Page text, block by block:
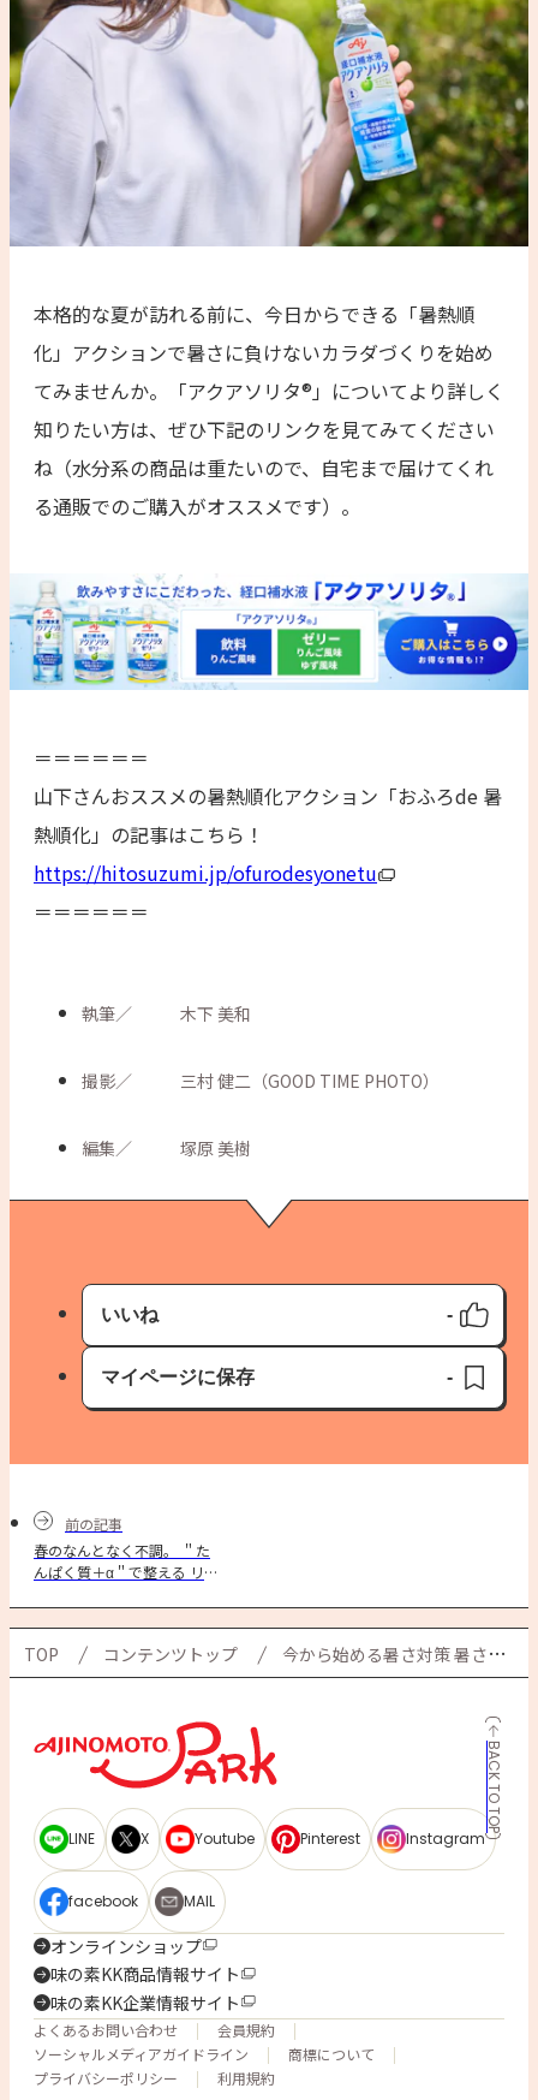
本格的な夏が訪れる前に、今日からできる「暑熱順
化」アクションで暑さに負けないカラダづくりを始め
てみませんか。「アクアソリタ®︎」についてより詳しく
知りたい方は、ぜひ下記のリンクを見てみてください
ね（水分系の商品は重たいので、自宅まで届けてくれ
る通販でのご購入がオススメです）。
＝＝＝＝＝＝
山下さんおススメの暑熱順化アクション「おふろde 暑
熱順化」の記事はこちら！
https://hitosuzumi.jp/ofurodesyonetu
＝＝＝＝＝＝
執筆／ 木下 美和
撮影／ 三村 健二（GOOD TIME PHOTO）
編集／ 塚原 美樹
いいね
いいね済み
-
マイページに保存
保存済み
-
前の記事
春のなんとなく不調。 ＂た
んぱく質＋α＂で整える リカ
TOP コンテンツトップ 今から始める暑さ対策 暑さに負けないカラダをつくる 「暑熱順化」とは
BACK TO TOP
LINE X Youtube Pinterest Instagram
facebook MAIL
オンラインショップ
味の素KK商品情報サイト
味の素KK企業情報サイト
よくあるお問い合わせ
会員規約
ソーシャルメディアガイドライン
商標について
プライバシーポリシー
利用規約